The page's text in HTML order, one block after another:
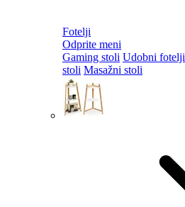
Fotelji
Odprite meni
Gaming stoli Udobni fotelji
stoli Masažni stoli